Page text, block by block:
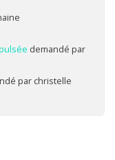
demandé par
par christelle